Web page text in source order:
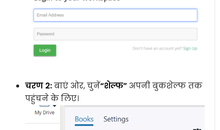
चरण 2:बाएं ओर, चुनें“शेल्फ” अपनी बुकशेल्फ तक
पहुंचने के लिए।